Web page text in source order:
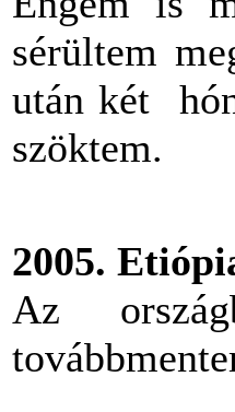
sérültem
után két
szöktem.
2005.
Az